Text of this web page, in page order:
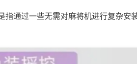
指通过一些无需对麻将机进行复杂安